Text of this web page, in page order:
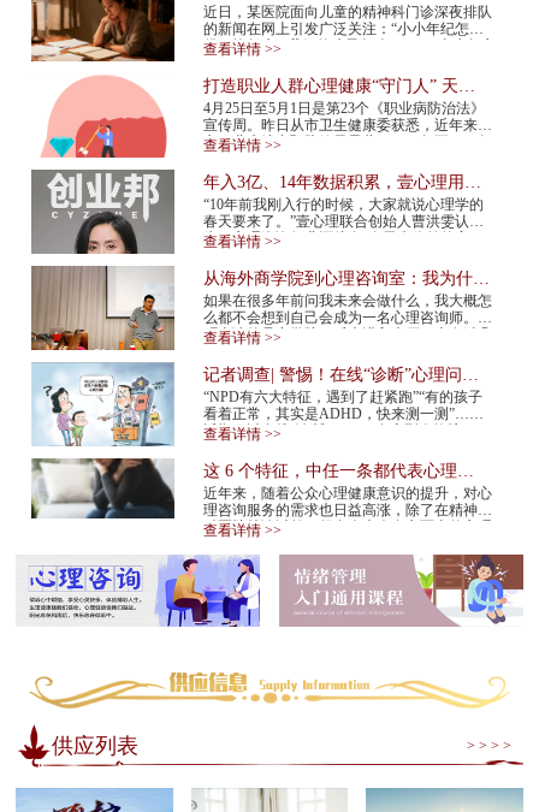
该如何预防？
近日，某医院面向儿童的精神科门诊深夜排队
的新闻在网上引发广泛关注：“小小年纪怎么
得了抑郁症”“我们的孩子怎么了”……青少年心
查看详情 >>
打造职业人群心理健康“守门人” 天津
市职业人群心理咨询平台上线
4月25日至5月1日是第23个《职业病防治法》
宣传周。昨日从市卫生健康委获悉，近年来我
市职业病综合预防效果显著，2015年至2024年
2024年...
查看详情 >>
年入3亿、14年数据积累，壹心理用AI
打造心理服务行业“小怪兽”
“10年前我刚入行的时候，大家就说心理学的
春天要来了。”壹心理联合创始人曹洪雯认
为，心理咨询行业还处在“春天来临前的寒
标准...
查看详情 >>
从海外商学院到心理咨询室：我为什么
在34岁决定转行
如果在很多年前问我未来会做什么，我大概怎
么都不会想到自己会成为一名心理咨询师。我
硕士读的是商学院。后来进入大厂，也有过几
常、...
查看详情 >>
记者调查| 警惕！在线“诊断”心理问
题，越治越病！
“NPD有六大特征，遇到了赶紧跑”“有的孩子
看着正常，其实是ADHD，快来测一测”……
近期，以在线“诊断”NPD（自恋型人格障
的视频在网...
查看详情 >>
这 6 个特征，中任一条都代表心理咨
询师不靠谱！赶紧换
近年来，随着公众心理健康意识的提升，对心
理咨询服务的需求也日益高涨，除了在精神专
科医院就诊以外，很多人也会在市面上的心理
备...
查看详情 >>
供应列表 > > > >